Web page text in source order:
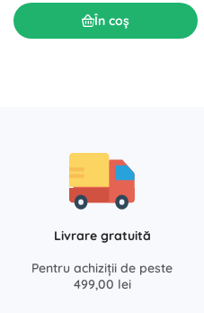
În coș
Livrare gratuită
Pentru achiziții de peste
499,00 lei